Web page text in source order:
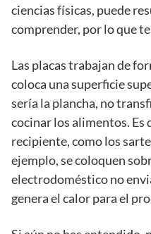
ciencias físicas, puede
comprender, por lo que
Las placas trabajan de
coloca una superficie
sería la plancha, no
cocinar los alimentos. Es
recipiente, como los
ejemplo, se coloquen
electrodoméstico no
genera el calor para el